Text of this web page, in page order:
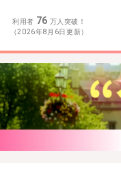
利用者 76 万人突破！
（2026年8月6日更新）